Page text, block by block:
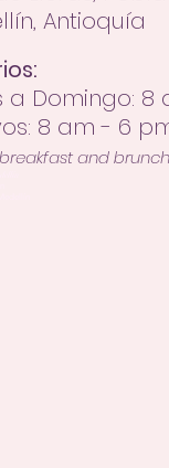
Antioquía
a Domingo:
8 am - 6
and brunch